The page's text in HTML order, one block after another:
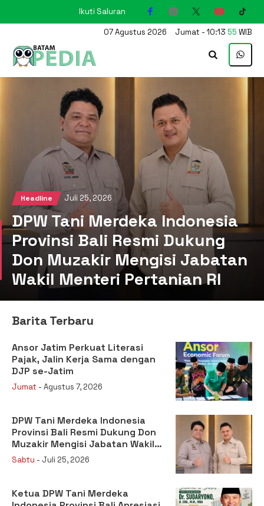
Ikuti Saluran
07Agustus 2026 Jumat - 10:13 56 WIB
Headline Juli 25, 2026
DPW Tani Merdeka Indonesia
Provinsi Bali Resmi Dukung
Don Muzakir Mengisi Jabatan
Wakil Menteri Pertanian RI
Barita Terbaru
Ansor Jatim Perkuat Literasi
Pajak, Jalin Kerja Sama dengan
DJP se-Jatim
Jumat - Agustus 7, 2026
DPW Tani Merdeka Indonesia
Provinsi Bali Resmi Dukung Don
Muzakir Mengisi Jabatan Wakil
Menteri Pertanian RI
Sabtu - Juli 25, 2026
Ketua DPW Tani Merdeka